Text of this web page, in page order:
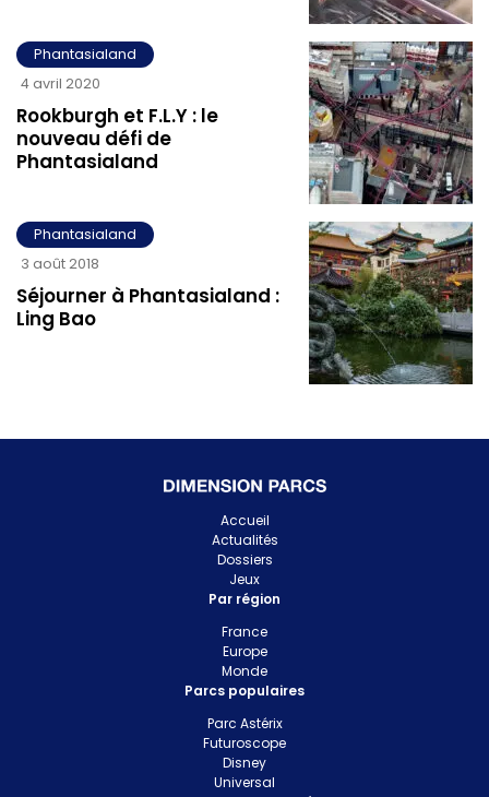
Phantasialand
4 avril 2020
Rookburgh et F.L.Y : le
nouveau défi de
Phantasialand
Phantasialand
3 août 2018
Séjourner à Phantasialand :
Ling Bao
Accueil
Actualités
Dossiers
Jeux
Par région
France
Europe
Monde
Parcs populaires
Parc Astérix
Futuroscope
Disney
Universal